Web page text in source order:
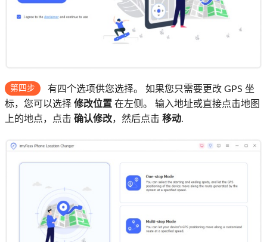
第四步
有四个选项供您选择。 如果您只需要更改 GPS 坐
标，您可以选择 修改位置 在左侧。 输入地址或直接点击地图
上的地点，点击 确认修改，然后点击 移动.